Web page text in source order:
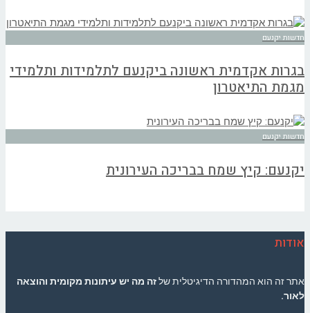
חדשות יקנעם
בגרות אקדמית ראשונה ביקנעם לתלמידות ותלמידי
מגמת התיאטרון
חדשות יקנעם
יקנעם: קיץ שמח בבריכה העירונית
אודות
אתר זה הוא המהדורה הדיגיטלית שלזה מה יש עיתונות מקומית והוצאה
לאור.